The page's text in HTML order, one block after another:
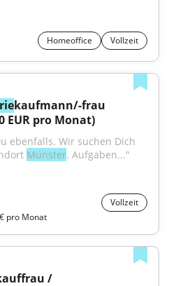
Homeoffice Vollzeit
kaufmann/​-frau
EUR pro Monat)
ebenfalls. Wir suchen Dich
Münster. Aufgaben..."
Vollzeit
pro Monat